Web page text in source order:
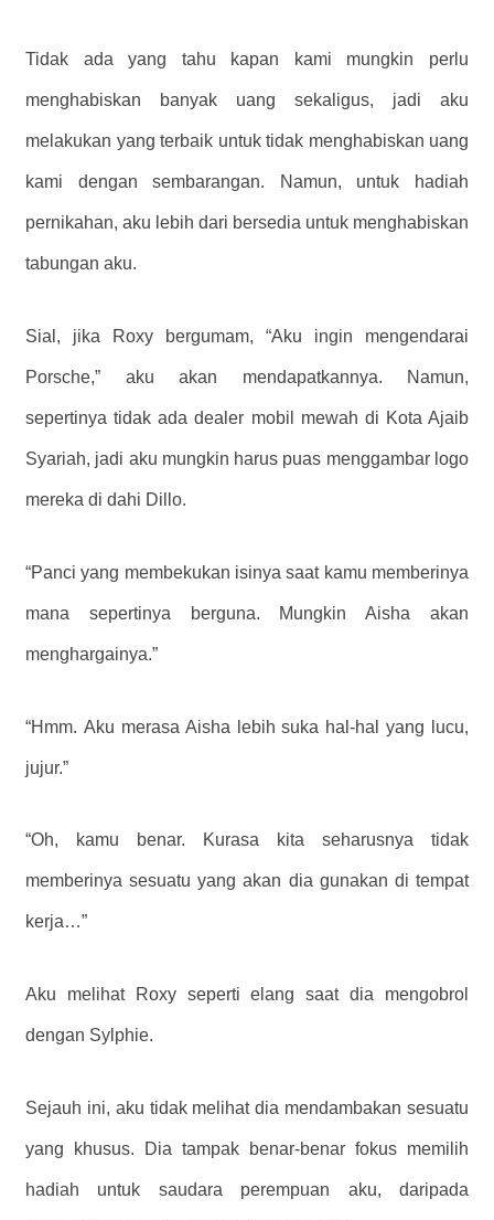
Tidak ada yang tahu kapan kami mungkin perlu
menghabiskan banyak uang sekaligus, jadi aku
melakukan yang terbaik untuk tidak menghabiskan uang
kami dengan sembarangan. Namun, untuk hadiah
pernikahan, aku lebih dari bersedia untuk menghabiskan
tabungan aku.
Sial, jika Roxy bergumam, “Aku ingin mengendarai
Porsche,” aku akan mendapatkannya. Namun,
sepertinya tidak ada dealer mobil mewah di Kota Ajaib
Syariah, jadi aku mungkin harus puas menggambar logo
mereka di dahi Dillo.
“Panci yang membekukan isinya saat kamu memberinya
mana sepertinya berguna. Mungkin Aisha akan
menghargainya.”
“Hmm. Aku merasa Aisha lebih suka hal-hal yang lucu,
jujur.”
“Oh, kamu benar. Kurasa kita seharusnya tidak
memberinya sesuatu yang akan dia gunakan di tempat
kerja…”
Aku melihat Roxy seperti elang saat dia mengobrol
dengan Sylphie.
Sejauh ini, aku tidak melihat dia mendambakan sesuatu
yang khusus. Dia tampak benar-benar fokus memilih
hadiah untuk saudara perempuan aku, daripada